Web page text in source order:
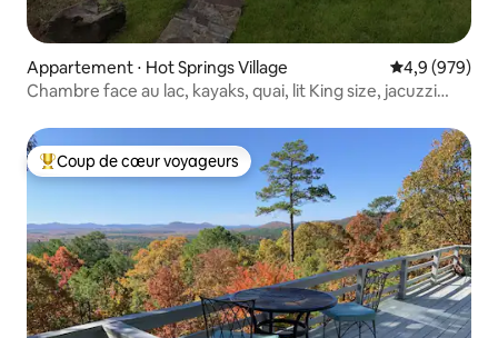
Appartement ⋅ Hot Springs Village Évaluation
4,9 (979)
Chambre face au lac, kayaks, quai, lit King size, jacuzzi
Coups de cœur voyageurs les plus appréciés
Coup de cœur voyageurs